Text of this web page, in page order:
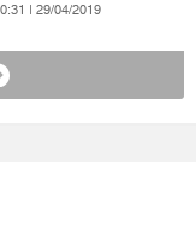
| 29/04/2019